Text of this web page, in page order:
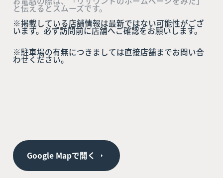
と伝えるとスムーズです。
※掲載している店舗情報は最新ではない可能性がござ
います。必ず訪問前に店舗へご確認をお願いします。
※駐車場の有無につきましては直接店舗までお問い合
わせください。
Google Mapで開く